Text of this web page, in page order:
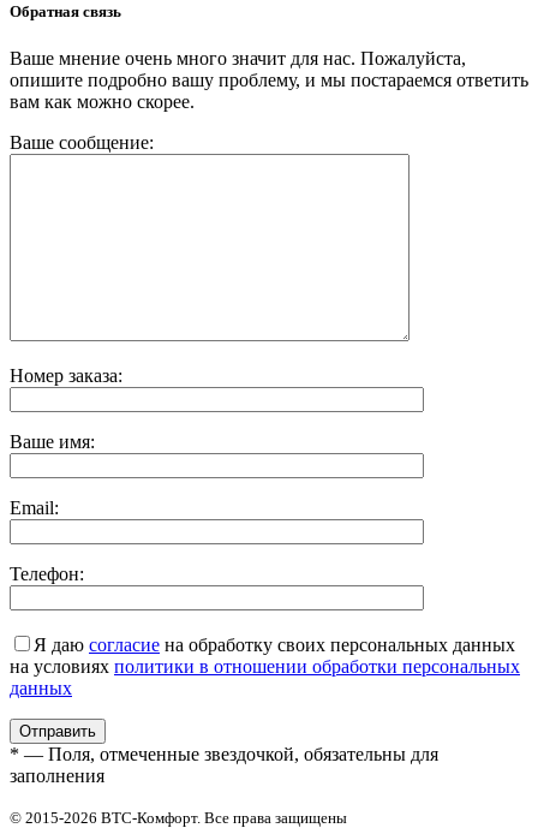
Обратная связь
Ваше мнение очень много значит для нас. Пожалуйста,
опишите подробно вашу проблему, и мы постараемся ответить
вам как можно скорее.
Ваше сообщение:
Номер заказа:
Ваше имя:
Email:
Телефон:
Я даю согласие на обработку своих персональных данных
на условиях политики в отношении обработки персональных
данных
* — Поля, отмеченные звездочкой, обязательны для
заполнения
© 2015-2026 ВТС-Комфорт. Все права защищены